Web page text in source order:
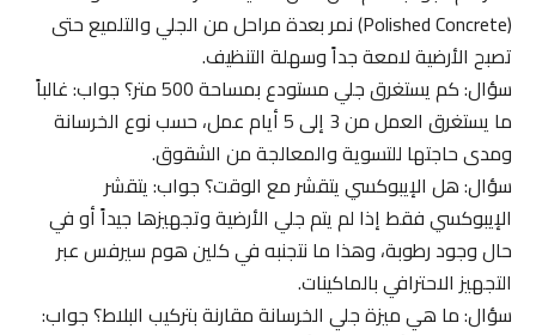
(Polished Concrete) نمر بعدة مراحل من الجلي والتلميع حتى
تصبح الأرضية لامعة جداً وسهلة التنظيف.
سؤال: كم يستغرق جلي مستودع بمساحة 500 متر؟ جواب: غالباً
ما يستغرق العمل من 3 إلى 5 أيام عمل، حسب نوع الخرسانة
ومدى حاجتها للتسوية والمعالجة من الشقوق.
سؤال: هل الإيبوكسي يتقشر مع الوقت؟ جواب: يتقشر
الإيبوكسي فقط إذا لم يتم جلي الأرضية وتجهيزها جيداً أو في
حال وجود رطوبة، وهذا ما نتجنبه في كلين هوم سيرفس عبر
التجهيز الاحترافي بالماكينات.
سؤال: ما هي ميزة جلي الخرسانة مقارنة بتركيب البلاط؟ جواب: